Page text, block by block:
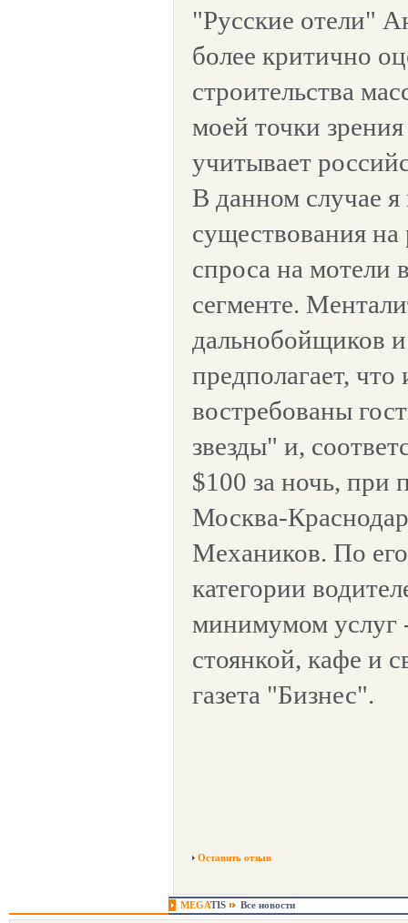
"Русские отели"
более критично
строительства
моей точки
учитывает
В данном случае
существования
спроса на мотели
сегменте.
дальнобойщиков
предполагает,
востребованы
звезды" и,
$100 за ночь, при
Москва-
Механиков. По
категории
минимумом услуг
стоянкой, кафе и
газета "Бизнес".
Оставить отзыв
MEGATIS Все новости